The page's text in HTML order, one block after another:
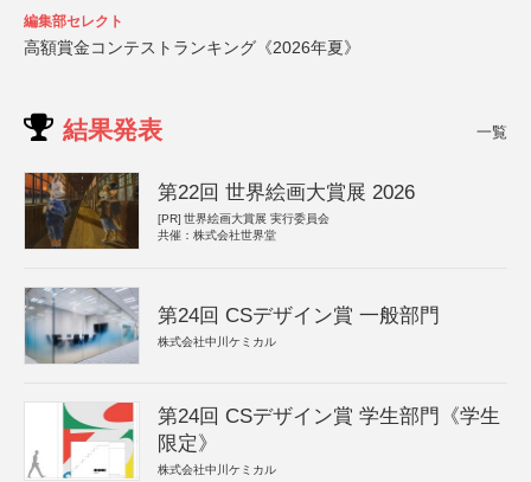
編集部セレクト
高額賞金コンテストランキング《2026年夏》
結果発表 一覧
第22回 世界絵画大賞展 2026
[PR] 世界絵画大賞展 実行委員会
共催：株式会社世界堂
第24回 CSデザイン賞 一般部門
株式会社中川ケミカル
第24回 CSデザイン賞 学生部門《学生
限定》
株式会社中川ケミカル